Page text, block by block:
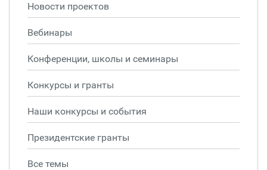
Новости проектов
Вебинары
Конференции, школы и семинары
Конкурсы и гранты
Наши конкурсы и события
Президентские гранты
Все темы